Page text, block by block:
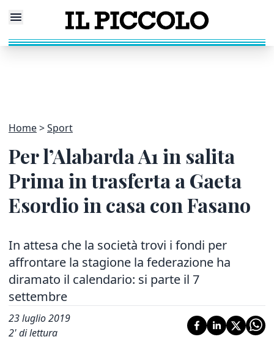
Home Sport
Per l’Alabarda A1 in salita
Prima in trasferta a Gaeta
Esordio in casa con Fasano
In attesa che la società trovi i fondi per
affrontare la stagione la federazione ha
diramato il calendario: si parte il 7
settembre
23 luglio 2019
2' di lettura